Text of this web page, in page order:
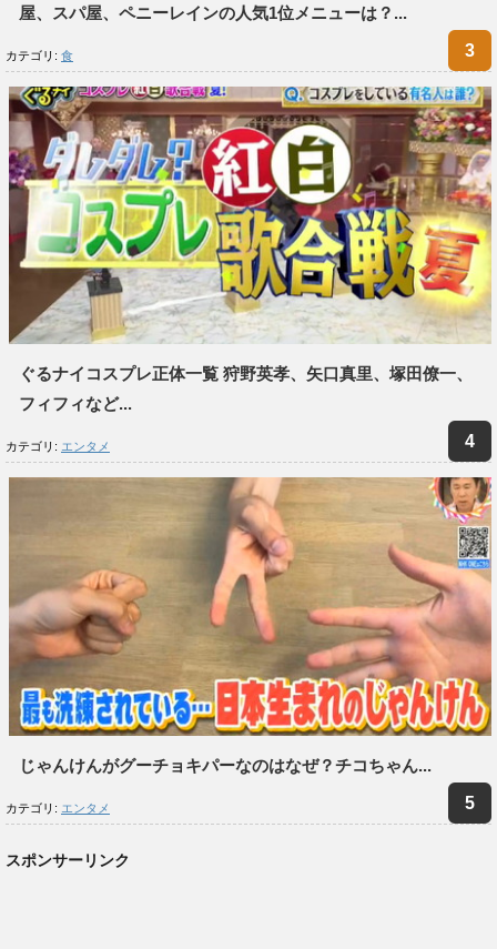
屋、スパ屋、ペニーレインの人気1位メニューは？...
カテゴリ: 食
ぐるナイコスプレ正体一覧 狩野英孝、矢口真里、塚田僚一、
フィフィなど...
カテゴリ: エンタメ
じゃんけんがグーチョキパーなのはなぜ？チコちゃん...
カテゴリ: エンタメ
スポンサーリンク